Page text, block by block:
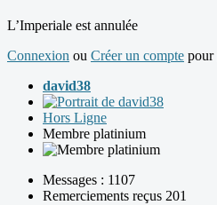
L’Imperiale est annulée
Connexion ou Créer un compte pour
david38
Hors Ligne
Membre platinium
Messages : 1107
Remerciements reçus 201